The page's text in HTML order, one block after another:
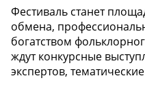
Фестиваль станет
обмена,
богатством
ждут конкурсные
экспертов,